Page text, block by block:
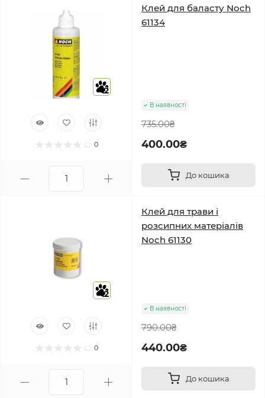
2
0
Клей для баласту Noch
61134
В наявності
735.00₴
400.00₴
До кошика
2
0
Клей для трави і
розсипних матеріалів
Noch 61130
В наявності
790.00₴
440.00₴
До кошика